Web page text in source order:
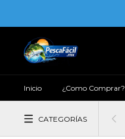
Inicio ¿Como Comprar?
CATEGORÍAS